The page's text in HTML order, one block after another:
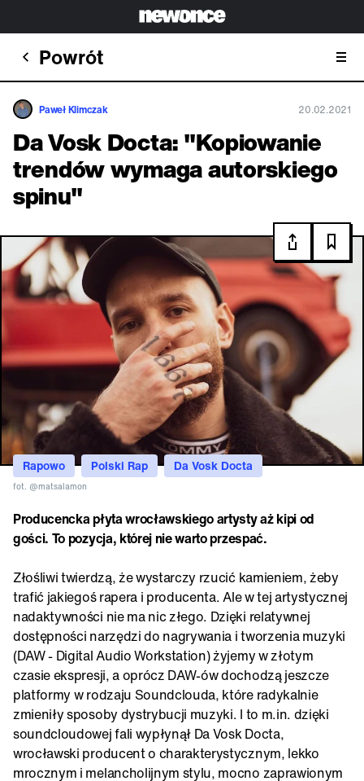
Powrót
Paweł Klimczak 20.02.2021
Da Vosk Docta: "Kopiowanie
trendów wymaga autorskiego
spinu"
Rapowo Polski Rap Da Vosk Docta
fot. @matsalamon
Producencka płyta wrocławskiego artysty aż kipi od
gości. To pozycja, której nie warto przespać.
Złośliwi twierdzą, że wystarczy rzucić kamieniem, żeby
trafić jakiegoś rapera i producenta. Ale w tej artystycznej
nadaktywności nie ma nic złego. Dzięki relatywnej
dostępności narzędzi do nagrywania i tworzenia muzyki
(DAW - Digital Audio Workstation) żyjemy w złotym
czasie ekspresji, a oprócz DAW-ów dochodzą jeszcze
platformy w rodzaju Soundclouda, które radykalnie
zmieniły sposoby dystrybucji muzyki. I to m.in. dzięki
soundcloudowej fali wypłynął Da Vosk Docta,
wrocławski producent o charakterystycznym, lekko
mrocznym i melancholijnym stylu, mocno zaprawionym